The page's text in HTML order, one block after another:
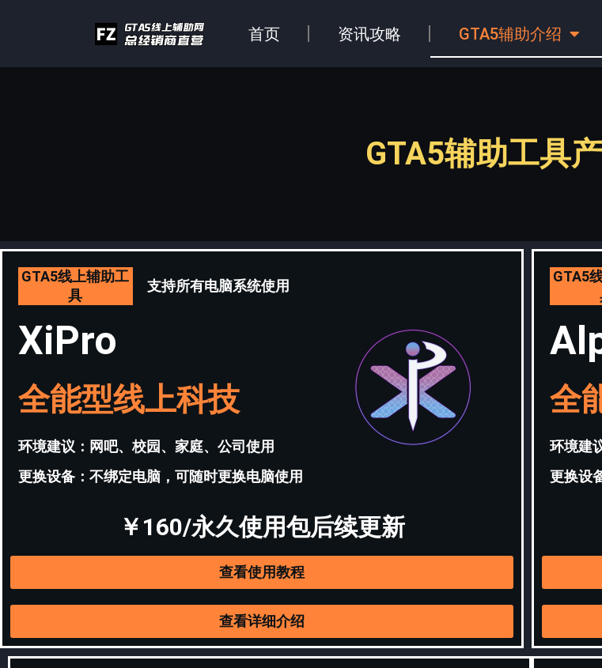
首页 资讯攻略 GTA5辅助介绍
GTA5辅助工具
GTA5线上辅助工
具
支持所有电脑系统使用
XiPro
全能型线上科技
环境建议：网吧、校园、家庭、公司使用
更换设备：不绑定电脑，可随时更换电脑使用
￥160/永久使用包后续更新
查看使用教程
查看详细介绍
GTA5
全
环境建
更换设